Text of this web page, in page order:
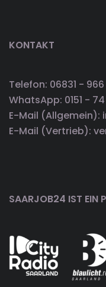
KONTAKT
Telefon: 06831 -
WhatsApp: 0151 -
E-Mail (Allgemein):
E-Mail (Vertrieb):
SAARJOB24 IST EIN